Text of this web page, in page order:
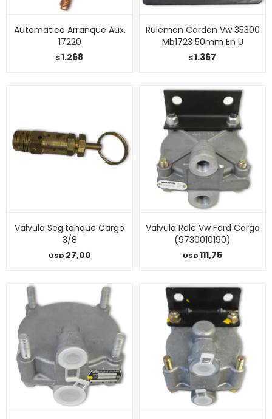
Automatico Arranque Aux.
17220
$1.268
Ruleman Cardan Vw 35300
Mb1723 50mm En U
$1.367
Valvula Seg.tanque Cargo
3/8
USD 27,00
Valvula Rele Vw Ford Cargo
(9730010190)
USD111,75